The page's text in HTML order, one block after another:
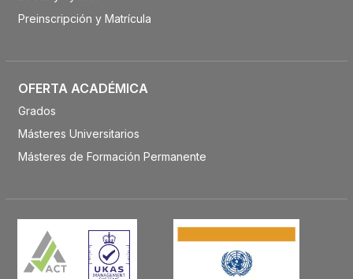
Preinscripción y Matrícula
OFERTA ACADÉMICA
Grados
Másteres Universitarios
Másteres de Formación Permanente